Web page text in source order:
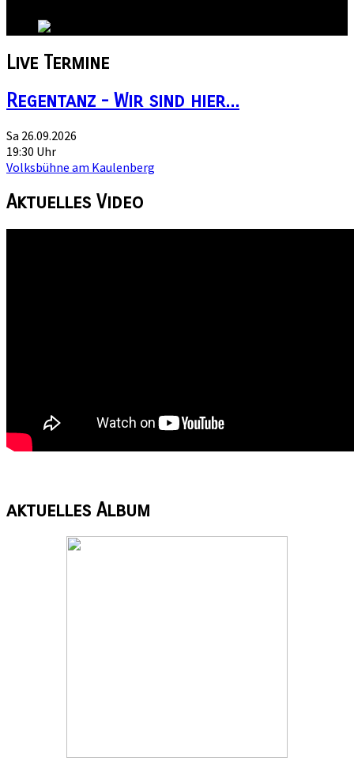
Live Termine
Regentanz - Wir sind hier...
Sa 26.09.2026
19:30 Uhr
Volksbühne am Kaulenberg
Aktuelles Video
aktuelles Album